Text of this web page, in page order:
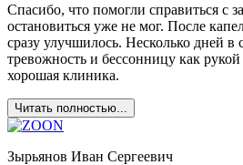
Спасибо, что помогли справиться с
остановиться уже не мог. После
сразу улучшилось. Несколько дней в
тревожность и бессонницу как
хорошая клиника.
Читать полностью...
Зырьянов Иван Сергеевич